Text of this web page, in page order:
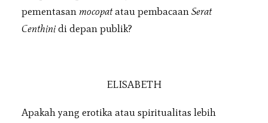
pementasan mocopatatau pembacaan Serat
Centhinidi depan publik?
ELISABETH
Apakah yang erotika atau spiritualitas lebih